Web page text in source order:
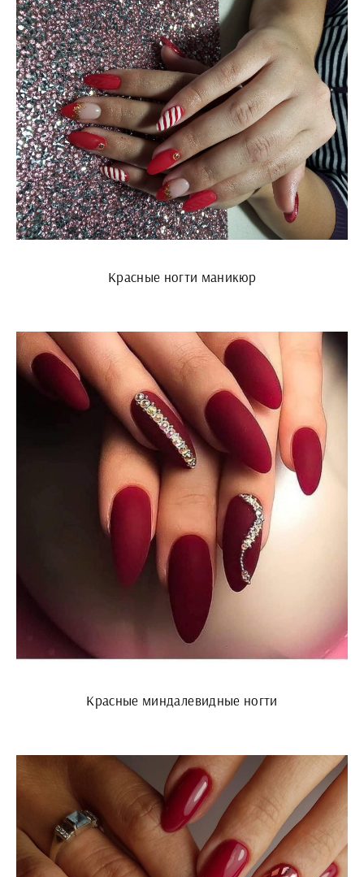
Красные ногти маникюр
Красные миндалевидные ногти